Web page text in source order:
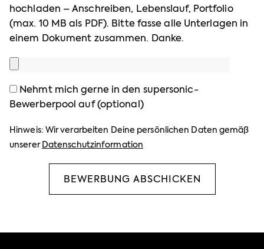
hochladen – Anschreiben, Lebenslauf, Portfolio
(max. 10 MB als PDF). Bitte fasse alle Unterlagen in
einem Dokument zusammen. Danke.
Nehmt mich gerne in den supersonic-
Bewerberpool auf (optional)
Hinweis: Wir verarbeiten Deine persönlichen Daten gemäß
unserer Datenschutzinformation
BEWERBUNG ABSCHICKEN